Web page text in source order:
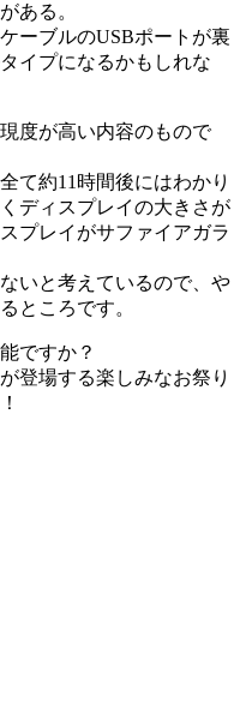
ある。
ーブルのUSBポートが裏
イプになるかもしれな
度が高い内容のもので
て約11時間後にはわかり
ディスプレイの大きさが
プレイがサファイアガラ
いと考えているので、や
ところです。
ですか？
登場する楽しみなお祭り